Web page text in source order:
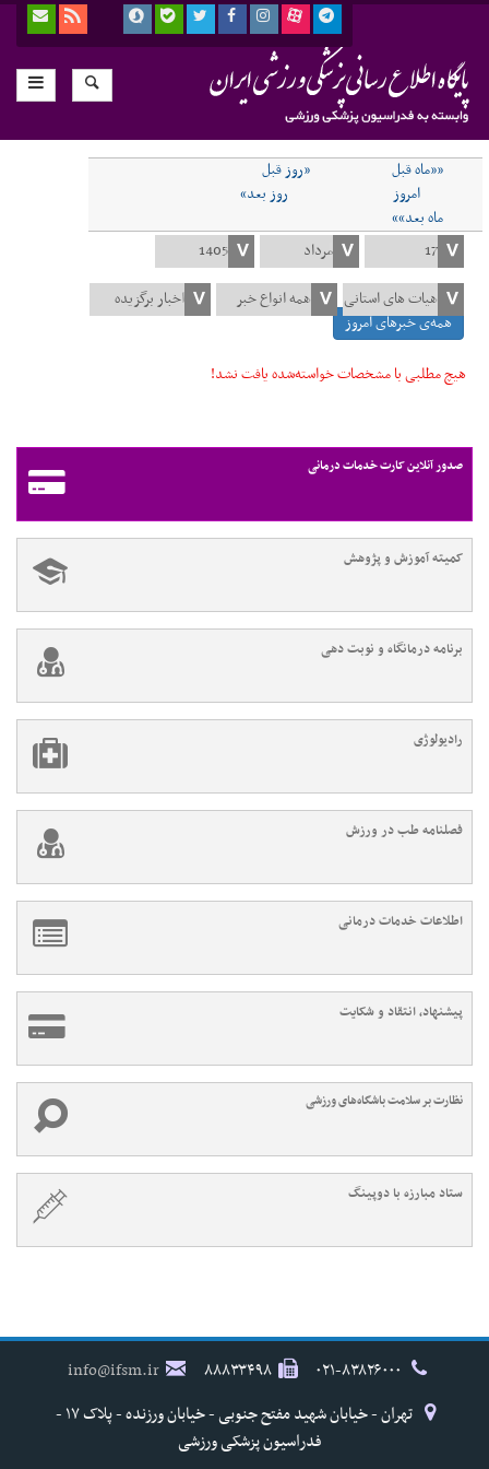
««ماه قبل
«روز قبل
امروز
روز بعد»
ماه بعد»»
همه‌ی خبرهای امروز
هیچ مطلبی با مشخصات خواسته‌شده یافت نشد!
صدور آنلاین کارت خدمات درمانی
کمیته آموزش و پژوهش
برنامه درمانگاه و نوبت دهی
رادیولوژی
فصلنامه طب در ورزش
اطلاعات خدمات درمانی
پیشنهاد، انتقاد و شکایت
نظارت بر سلامت باشگاه‌های ورزشی
ستاد مبارزه با دوپینگ
۸۸۸۳۳۴۹۸
info@ifsm.ir
تهران - خیابان شهید مفتح جنوبی - خیابان ورزنده - پلاک ۱۷ -
فدراسیون پزشکی ورزشی